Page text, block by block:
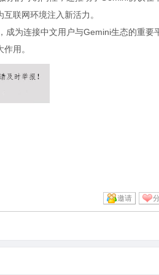
联网环境注入新活力。
成为连接中文用户与Gemini生态的重要
用。
邀请